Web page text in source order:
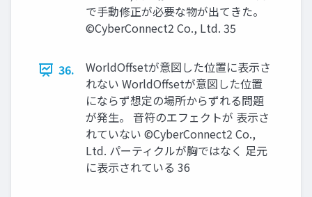
で手動修正が必要な物が出てきた。
©CyberConnect2 Co., Ltd. 35
36.
WorldOffsetが意図した位置に表示さ
れない WorldOffsetが意図した位置
にならず想定の場所からずれる問題
が発生。 音符のエフェクトが 表示さ
れていない ©CyberConnect2 Co.,
Ltd. パーティクルが胸ではなく 足元
に表示されている 36